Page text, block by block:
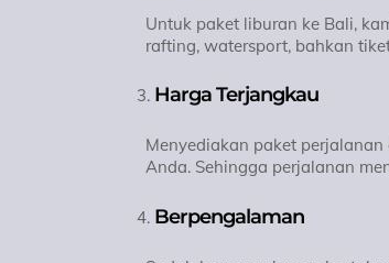
Untuk paket liburan ke Bali,
rafting, watersport, bahkan
Harga Terjangkau
Menyediakan paket
Anda. Sehingga perjalanan
Berpengalaman